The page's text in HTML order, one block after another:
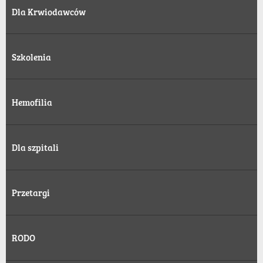
Dla Krwiodawców
Szkolenia
Hemofilia
Dla szpitali
Przetargi
RODO